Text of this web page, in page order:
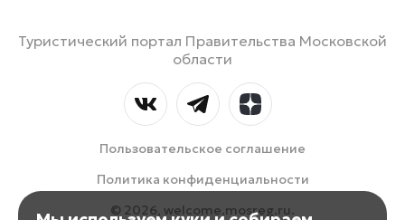
Туристический портал Правительства Московской
области
Пользовательское соглашение
Политика конфиденциальности
© 2026, welcome.mosreg.ru.